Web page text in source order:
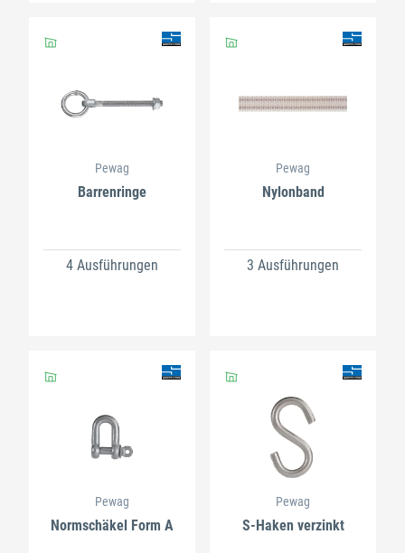
Pewag
Barrenringe
4 Ausführungen
Pewag
Nylonband
3 Ausführungen
Pewag
Normschäkel Form A
Pewag
S-Haken verzinkt